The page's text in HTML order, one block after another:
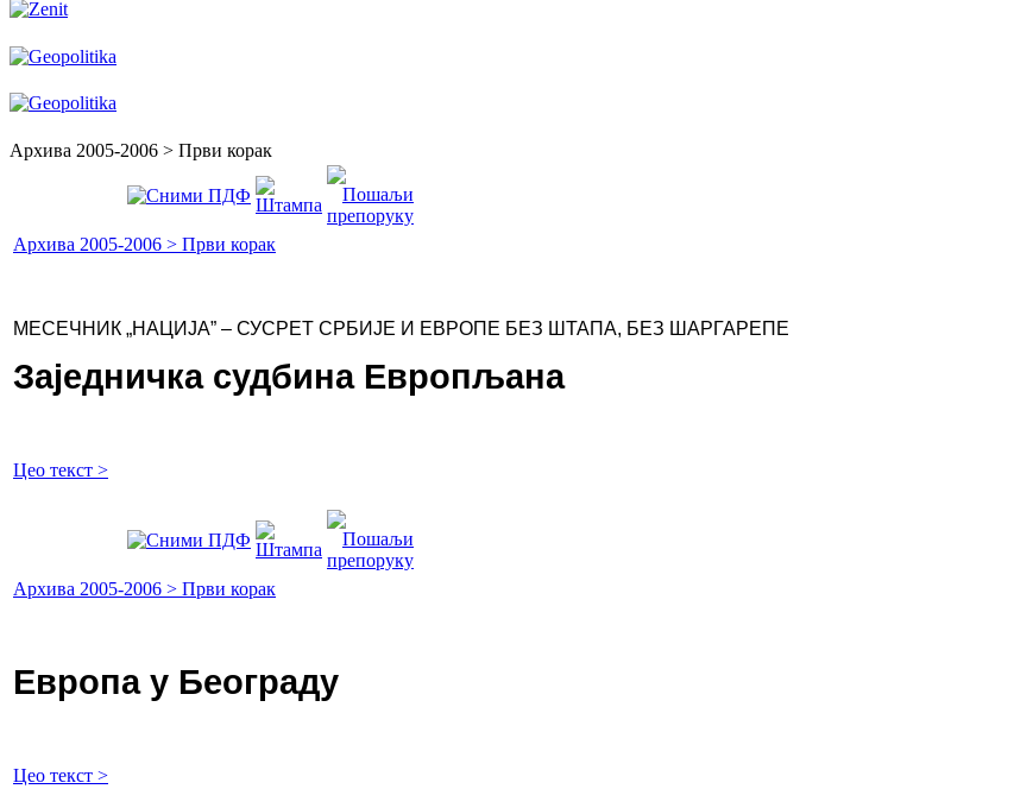
Архива 2005-2006 > Први корак
Архива 2005-2006 > Први корак
МЕСЕЧНИК „НАЦИЈА” – СУСРЕТ СРБИЈЕ И ЕВРОПЕ БЕЗ ШТАПА, БЕЗ ШАРГАРЕПЕ
Заједничка судбина Европљана
Цео текст >
Архива 2005-2006 > Први корак
Европа у Београду
Цео текст >